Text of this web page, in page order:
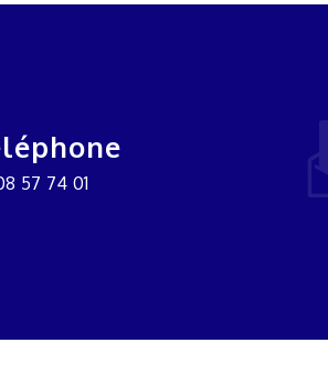
57 74 01